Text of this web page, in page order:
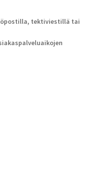
tektiviestillä tai